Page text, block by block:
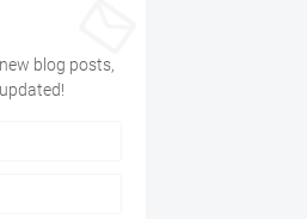
blog posts,